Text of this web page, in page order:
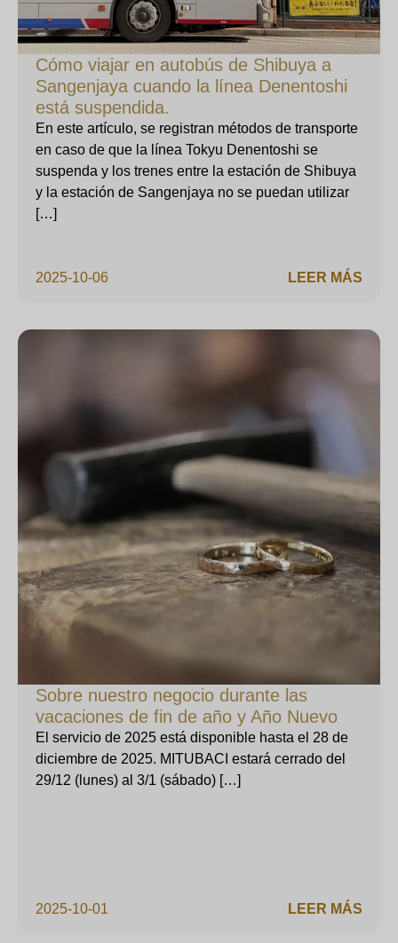
Cómo viajar en autobús de Shibuya a
Sangenjaya cuando la línea Denentoshi
está suspendida.
2025-10-06
En este artículo, se registran métodos de transporte
en caso de que la línea Tokyu Denentoshi se
suspenda y los trenes entre la estación de Shibuya
y la estación de Sangenjaya no se puedan utilizar
[…]
LEER MÁS
Sobre nuestro negocio durante las
vacaciones de fin de año y Año Nuevo
2025-10-01
El servicio de 2025 está disponible hasta el 28 de
diciembre de 2025. MITUBACI estará cerrado del
29/12 (lunes) al 3/1 (sábado) […]
LEER MÁS